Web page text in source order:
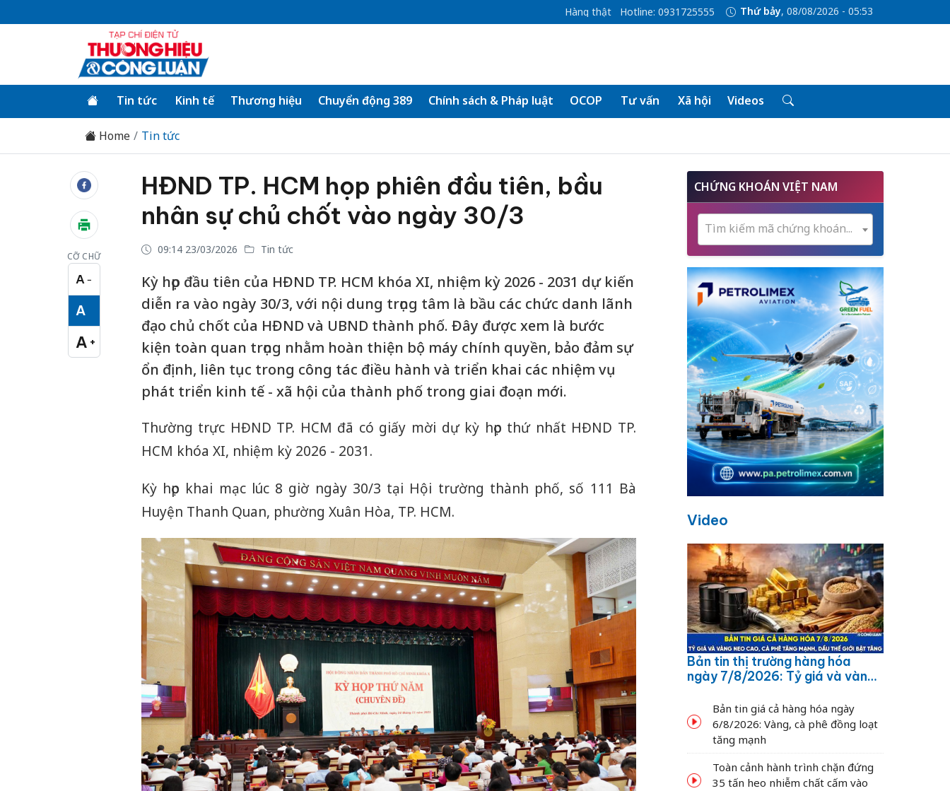
Hàng thật Hotline: 0931725555 Thứ bảy, 08/08/2026 - 05:53
Tin tức Kinh tế Thương hiệu Chuyển động 389 Chính sách & Pháp luật OCOP Tư vấn Xã hội Videos
Home Tin tức
CỠ CHỮ
A −
Cỡ chữ nhỏ
A
Cỡ chữ vừa
A +
Cỡ chữ lớn
HĐND TP. HCM họp phiên đầu tiên, bầu
nhân sự chủ chốt vào ngày 30/3
09:14 23/03/2026 Tin tức
Kỳ họp đầu tiên của HĐND TP. HCM khóa XI, nhiệm kỳ 2026 - 2031 dự kiến
diễn ra vào ngày 30/3, với nội dung trọng tâm là bầu các chức danh lãnh
đạo chủ chốt của HĐND và UBND thành phố. Đây được xem là bước
kiện toàn quan trọng nhằm hoàn thiện bộ máy chính quyền, bảo đảm sự
ổn định, liên tục trong công tác điều hành và triển khai các nhiệm vụ
phát triển kinh tế - xã hội của thành phố trong giai đoạn mới.
Thường trực HĐND TP. HCM đã có giấy mời dự kỳ họp thứ nhất HĐND TP.
HCM khóa XI, nhiệm kỳ 2026 - 2031.
Kỳ họp khai mạc lúc 8 giờ ngày 30/3 tại Hội trường thành phố, số 111 Bà
Huyện Thanh Quan, phường Xuân Hòa, TP. HCM.
CHỨNG KHOÁN VIỆT NAM
Tìm kiếm mã chứng khoán...
Video
Bản tin thị trường hàng hóa
ngày 7/8/2026: Tỷ giá và vàng
dầu thế giới bật tăng
Bản tin giá cả hàng hóa ngày
6/8/2026: Vàng, cà phê đồng loạt
tăng mạnh
Toàn cảnh hành trình chặn đứng
35 tấn heo nhiễm chất cấm vào